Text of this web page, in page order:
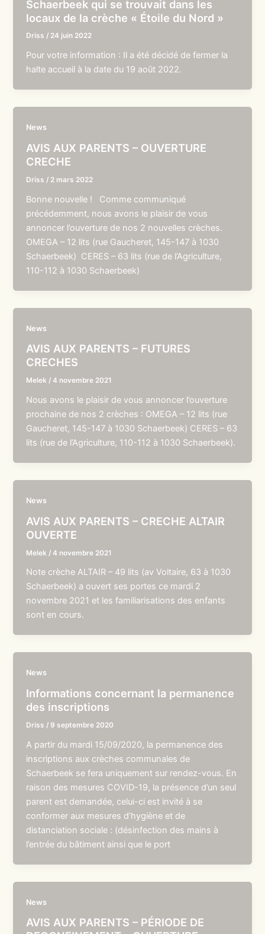
Schaerbeek qui se trouvait dans les
locaux de la crèche « Étoile du Nord »
Driss / 24 juin 2022
Pour votre information : Il a été décidé de fermer la
halte accueil à la date du 19 août 2022.
News
AVIS AUX PARENTS – OUVERTURE
CRECHE
Driss / 2 mars 2022
Bonne nouvelle ! Comme communiqué
précédemment, nous avons le plaisir de vous
annoncer l’ouverture de nos 2 nouvelles crèches.
OMEGA – 12 lits (rue Gaucheret, 145-147 à 1030
Schaerbeek) CERES – 63 lits (rue de l’Agriculture,
110-112 à 1030 Schaerbeek)
News
AVIS AUX PARENTS – FUTURES
CRECHES
Melek /4 novembre 2021
Nous avons le plaisir de vous annoncer l’ouverture
prochaine de nos 2 crèches : OMEGA – 12 lits (rue
Gaucheret, 145-147 à 1030 Schaerbeek) CERES – 63
lits (rue de l’Agriculture, 110-112 à 1030 Schaerbeek).
News
AVIS AUX PARENTS – CRECHE ALTAIR
OUVERTE
Melek /4 novembre 2021
Note crèche ALTAIR – 49 lits (av Voltaire, 63 à 1030
Schaerbeek) a ouvert ses portes ce mardi 2
novembre 2021 et les familiarisations des enfants
sont en cours.
News
Informations concernant la permanence
des inscriptions
Driss / 9 septembre 2020
A partir du mardi 15/09/2020, la permanence des
inscriptions aux crèches communales de
Schaerbeek se fera uniquement sur rendez-vous. En
raison des mesures COVID-19, la présence d’un seul
parent est demandée, celui-ci est invité à se
conformer aux mesures d’hygiène et de
distanciation sociale : (désinfection des mains à
l’entrée du bâtiment ainsi que le port
News
AVIS AUX PARENTS – PÉRIODE DE